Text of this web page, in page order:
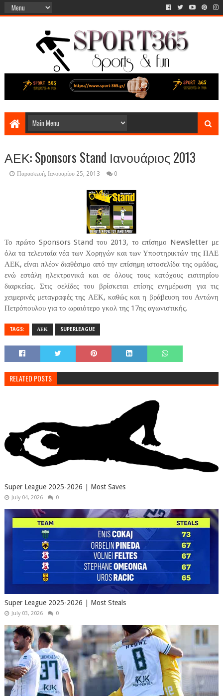
ΑΕΚ: Sponsors Stand Ιανουάριος 2013
Παρασκευή, Ιανουαρίου 25, 2013 0
Το πρώτο Sponsors Stand του 2013, το επίσημο Newsletter με
όλα τα τελευταία νέα των Χορηγών και των Υποστηρικτών της ΠΑΕ
ΑΕΚ, είναι πλέον διαθέσιμο από την επίσημη ιστοσελίδα της ομάδας,
ενώ εστάλη ηλεκτρονικά και σε όλους τους κατόχους εισιτηρίου
διαρκείας. Στις σελίδες του βρίσκεται επίσης ενημέρωση για τις
χειμερινές μεταγραφές της ΑΕΚ, καθώς και η βράβευση του Αντώνη
Πετρόπουλου για το ωραιότερο γκολ της 17ης αγωνιστικής.
TAGS: ΑΕΚ SUPERLEAGUE
RELATED POSTS
Super League 2025-2026 | Most Saves
July 04, 2026 0
Super League 2025-2026 | Most Steals
July 03, 2026 0